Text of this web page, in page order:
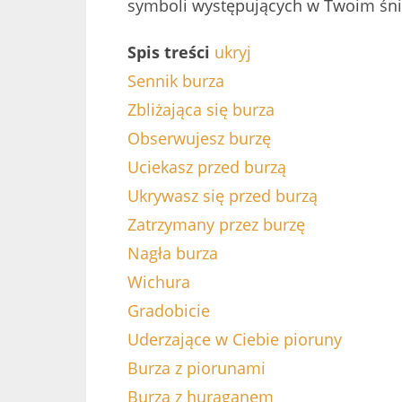
symboli występujących w Twoim
Spis treści ukryj
Sennik burza
Zbliżająca się burza
Obserwujesz burzę
Uciekasz przed burzą
Ukrywasz się przed burzą
Zatrzymany przez burzę
Nagła burza
Wichura
Gradobicie
Uderzające w Ciebie pioruny
Burza z piorunami
Burza z huraganem